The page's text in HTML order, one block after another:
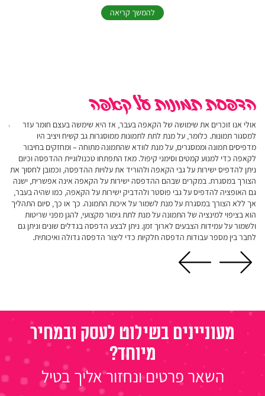
להמשך קריאה
הדפסת תמונות על קאפה
אולי אנו זוכרים את שימושה של הקאפה בעבר, אז היא שימשה בעצם חומר עזר
למסגור תמונות. כלומר, על מנת לתת לתמונות ממוסגרות גב קשיח ויציב היו
מדפיסים תמונה וממסגרים, על מנת לוודא שהתמונה מתוחה – ומחזקים בחיבור
לקאפה כדי למנוע קמטים וסימני קיפול. מאז התפתחו טכנולוגיית ההדפסה וכיום
ניתן להדפיס ישירות על גבי הקאפה ולהוריד את עלויות ההדפסה, וכמובן לחסוך את
הצורך במסגרת. במקרים שבהם ההדפסה ישירות על הקאפה אינה אפשרית, ישנה
גם האופציה להדפיס על גבי פוסטר ולהדביק ישירות על הקאפה, כמו שהיה בעבר,
אך ללא הצורך במסגרת על מנת לשמור על איכות התמונה. כך או כך, סיום התהליך
הוא בציפוי למינציה של התמונה על מנת לתת גימור מקצועי, להגן מפני שריטות
ולשמור על עמידות הצבעים לארוך זמן. ניתן לבצע הדפסה בגדלים שונים וניתן גם
לחבר בין מספר עבודות הדפסה חלקיות כדי ליצור הדפסה גדולה ואיכותית.
מעוניינים בשילוט לעסק ובמחיר
מיוחד?
השאר פרטים ונחזור אליך בטיל